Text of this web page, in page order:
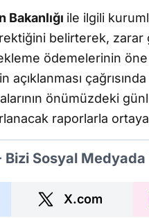
Bakanlığı ile ilgili
belirterek,
ödemelerinin
önümüzdeki
raporlarla
Bizi Sosyal Medyada
X.com